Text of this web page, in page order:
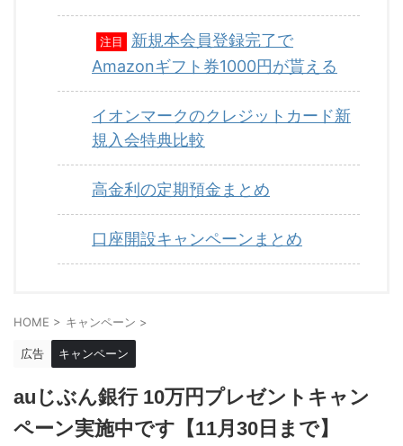
注目
新規本会員登録完了で
Amazonギフト券1000円が貰える
イオンマークのクレジットカード新
規入会特典比較
高金利の定期預金まとめ
口座開設キャンペーンまとめ
HOME > キャンペーン >
広告 キャンペーン
auじぶん銀行 10万円プレゼントキャン
ペーン実施中です【11月30日まで】